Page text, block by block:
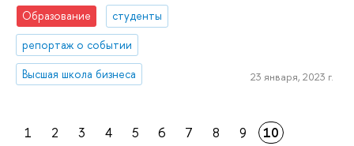
Образование
студенты
репортаж о событии
Высшая школа бизнеса
23 января, 2023 г.
1 2 3 4 5 6 7 8 9
10